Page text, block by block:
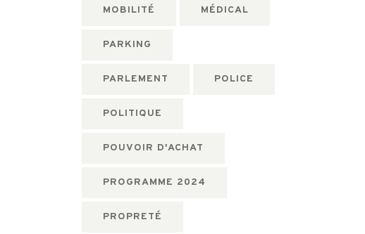
MOBILITÉ MÉDICAL
PARKING
PARLEMENT POLICE
POLITIQUE
POUVOIR D'ACHAT
PROGRAMME 2024
PROPRETÉ